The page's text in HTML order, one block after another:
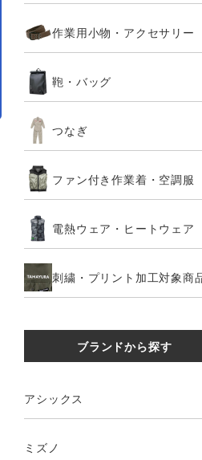
作業用小物・アクセサリー
鞄・バッグ
つなぎ
ファン付き作業着・空調服
電熱ウェア・ヒートウェア
刺繍・プリント加工対象商
ブランドから探す
アシックス
ミズノ